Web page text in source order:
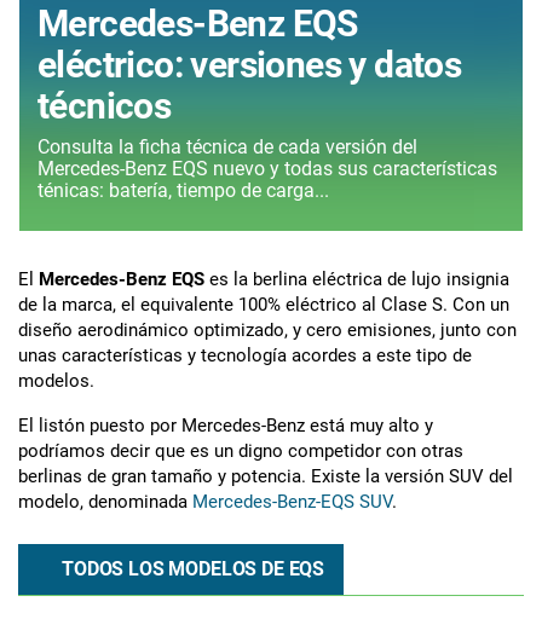
Mercedes-Benz EQS
eléctrico: versiones y datos
técnicos
Consulta la ficha técnica de cada versión del
Mercedes-Benz EQS nuevo y todas sus características
ténicas: batería, tiempo de carga...
El Mercedes-Benz EQS es la berlina eléctrica de lujo insignia
de la marca, el equivalente 100% eléctrico al Clase S. Con un
diseño aerodinámico optimizado, y cero emisiones, junto con
unas características y tecnología acordes a este tipo de
modelos.
El listón puesto por Mercedes-Benz está muy alto y
podríamos decir que es un digno competidor con otras
berlinas de gran tamaño y potencia. Existe la versión SUV del
modelo, denominada Mercedes-Benz-EQS SUV.
TODOS LOS MODELOS DE EQS